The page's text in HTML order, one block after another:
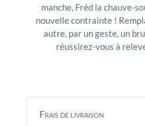
manche, Fréd la chauve-
nouvelle contrainte !
autre, par un geste, un
réussirez-vous à
Frais de livraison